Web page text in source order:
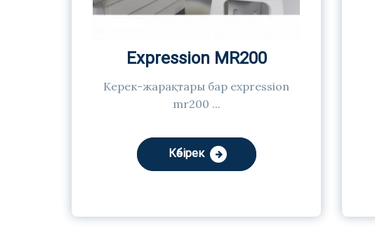
Expression MR200
Керек-жарақтары бар expression
mr200 ...
Көбірек